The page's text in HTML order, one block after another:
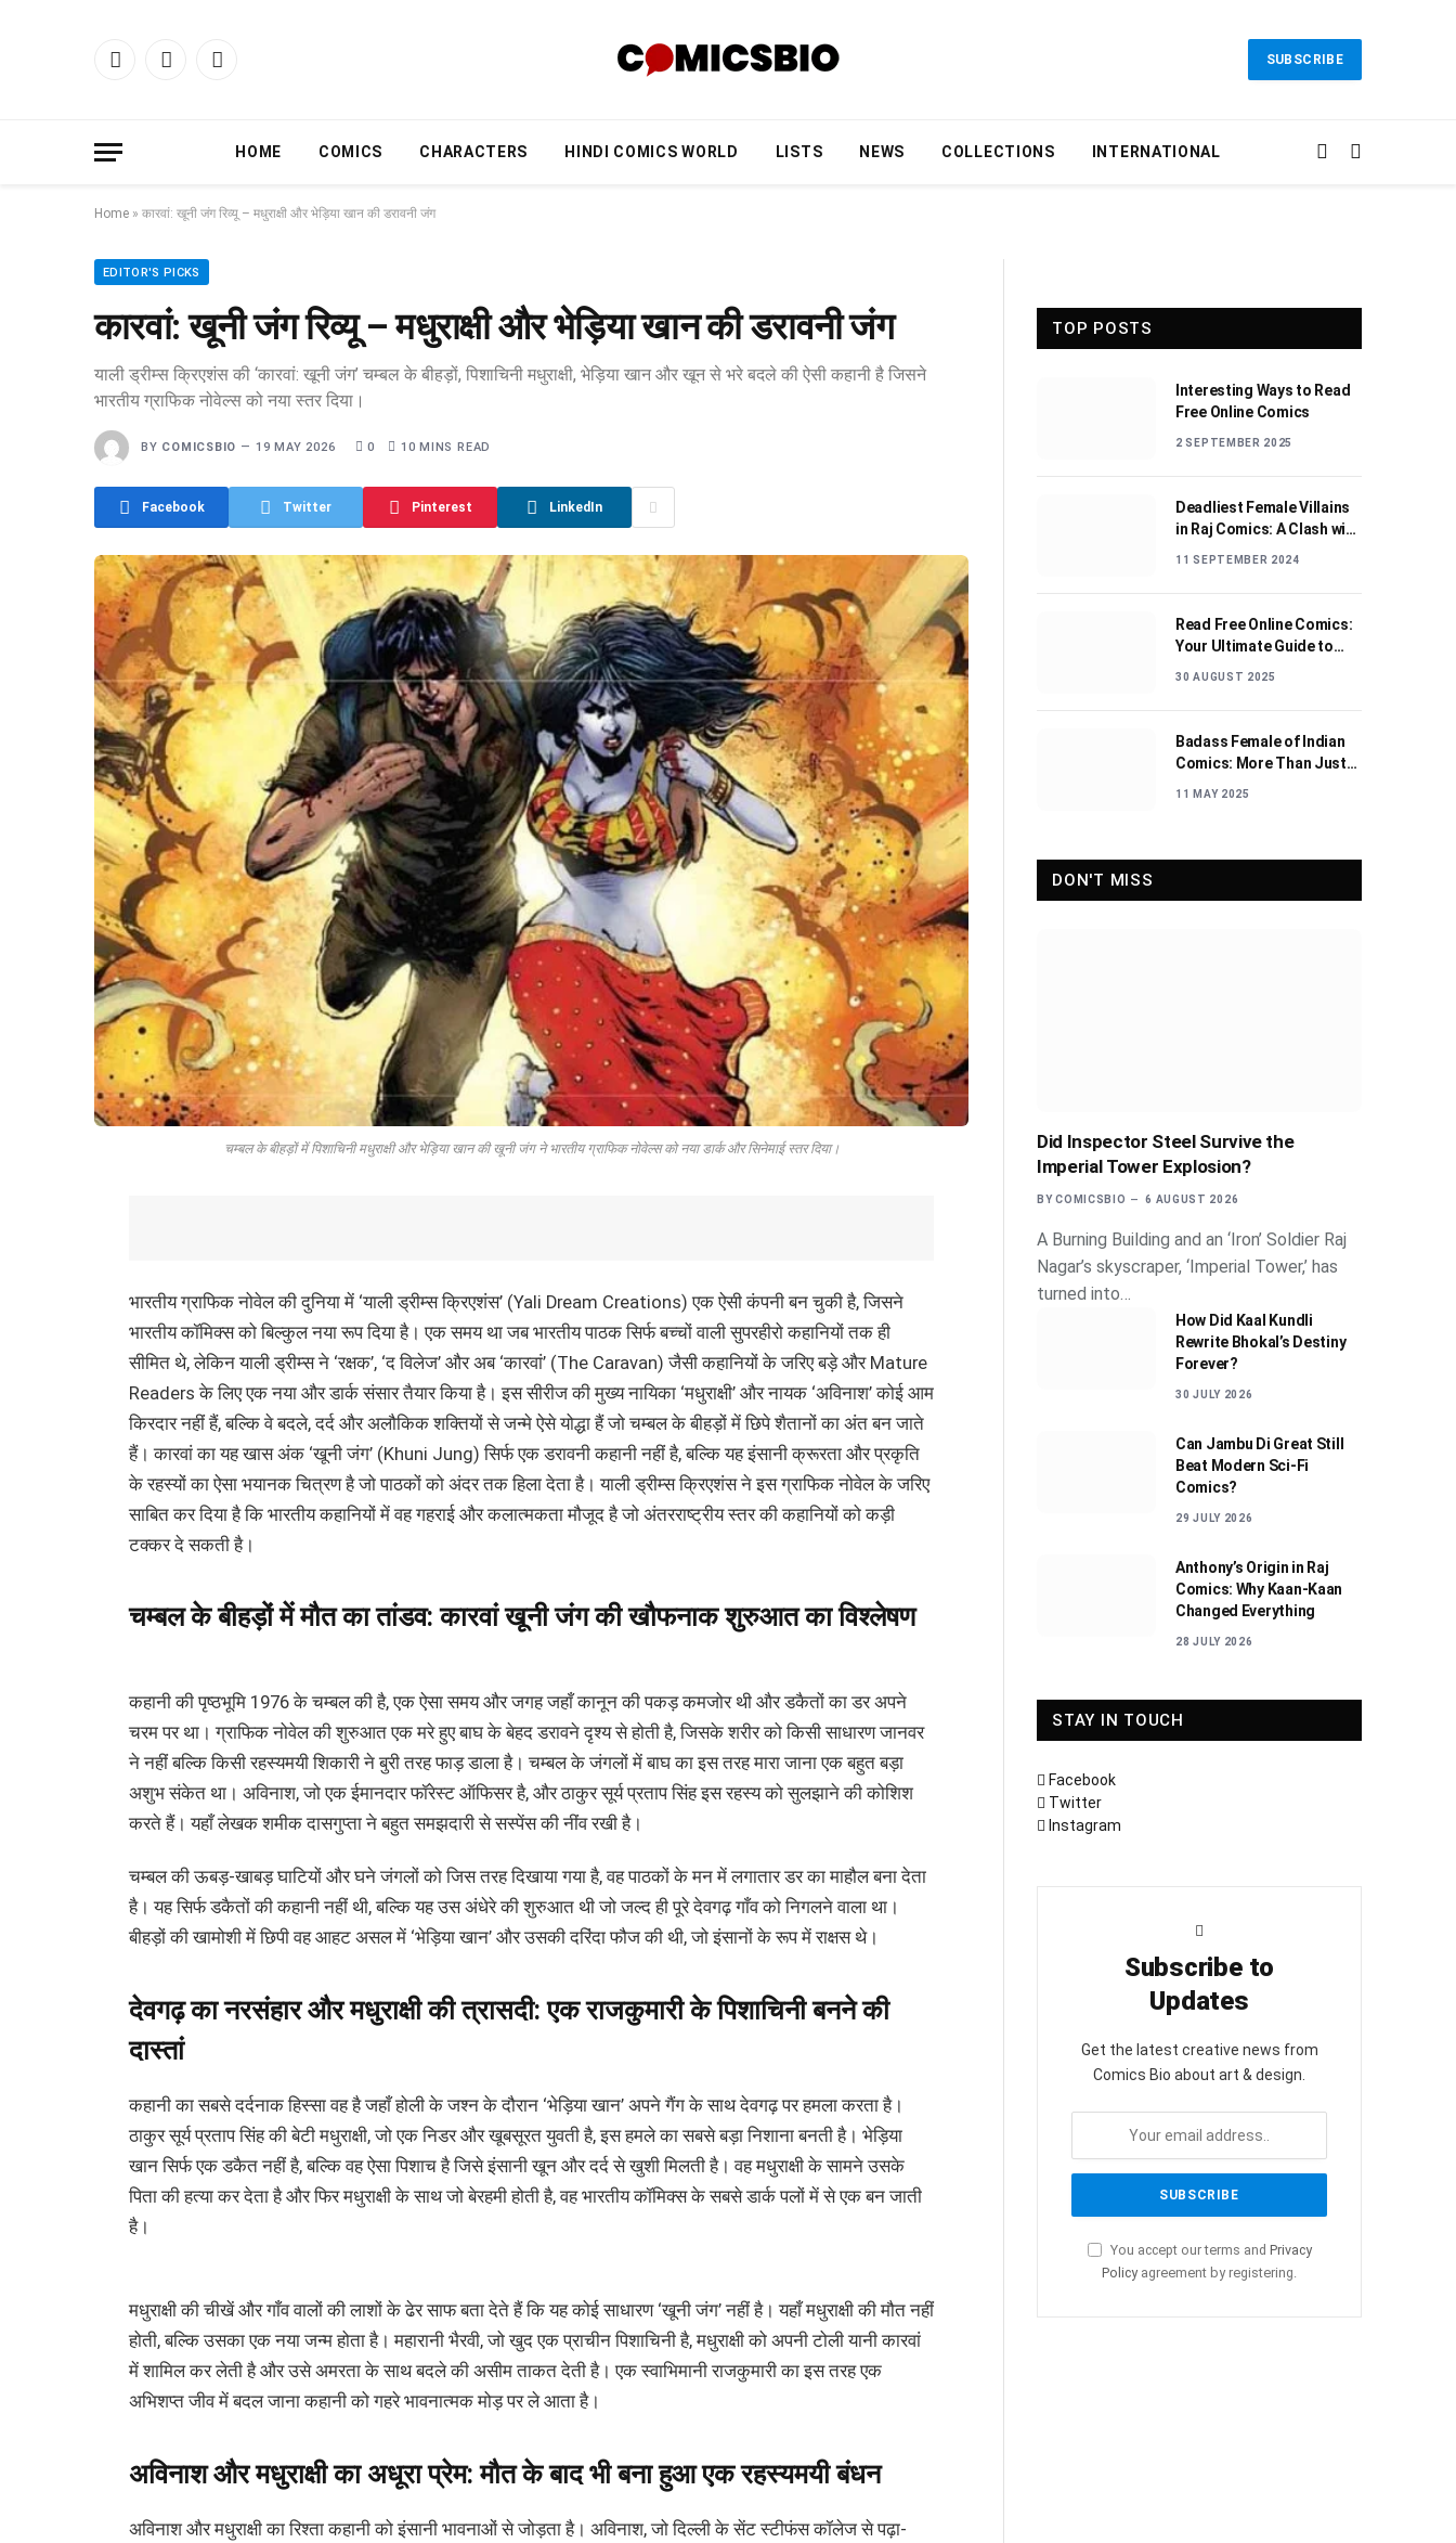
Facebook
X
Instagram
SUBSCRIBE
HOME COMICS CHARACTERS HINDI COMICS WORLD LISTS NEWS COLLECTIONS INTERNATIONAL
Home » कारवां: खूनी जंग रिव्यू – मधुराक्षी और भेड़िया खान की डरावनी जंग
EDITOR'S PICKS
कारवां: खूनी जंग रिव्यू – मधुराक्षी और भेड़िया खान की डरावनी जंग
याली ड्रीम्स क्रिएशंस की ‘कारवां: खूनी जंग’ चम्बल के बीहड़ों, पिशाचिनी मधुराक्षी, भेड़िया खान और खून से भरे बदले की ऐसी कहानी है जिसने
भारतीय ग्राफिक नोवेल्स को नया स्तर दिया।
BY COMICSBIO 19 MAY 2026 0 10 MINS READ
Facebook Twitter Pinterest LinkedIn
चम्बल के बीहड़ों में पिशाचिनी मधुराक्षी और भेड़िया खान की खूनी जंग ने भारतीय ग्राफिक नोवेल्स को नया डार्क और सिनेमाई स्तर दिया।
भारतीय ग्राफिक नोवेल की दुनिया में ‘याली ड्रीम्स क्रिएशंस’ (Yali Dream Creations) एक ऐसी कंपनी बन चुकी है, जिसने
भारतीय कॉमिक्स को बिल्कुल नया रूप दिया है। एक समय था जब भारतीय पाठक सिर्फ बच्चों वाली सुपरहीरो कहानियों तक ही
सीमित थे, लेकिन याली ड्रीम्स ने ‘रक्षक’, ‘द विलेज’ और अब ‘कारवां’ (The Caravan) जैसी कहानियों के जरिए बड़े और Mature
Readers के लिए एक नया और डार्क संसार तैयार किया है। इस सीरीज की मुख्य नायिका ‘मधुराक्षी’ और नायक ‘अविनाश’ कोई आम
किरदार नहीं हैं, बल्कि वे बदले, दर्द और अलौकिक शक्तियों से जन्मे ऐसे योद्धा हैं जो चम्बल के बीहड़ों में छिपे शैतानों का अंत बन जाते
हैं। कारवां का यह खास अंक ‘खूनी जंग’ (Khuni Jung) सिर्फ एक डरावनी कहानी नहीं है, बल्कि यह इंसानी क्रूरता और प्रकृति
के रहस्यों का ऐसा भयानक चित्रण है जो पाठकों को अंदर तक हिला देता है। याली ड्रीम्स क्रिएशंस ने इस ग्राफिक नोवेल के जरिए
साबित कर दिया है कि भारतीय कहानियों में वह गहराई और कलात्मकता मौजूद है जो अंतरराष्ट्रीय स्तर की कहानियों को कड़ी
टक्कर दे सकती है।
चम्बल के बीहड़ों में मौत का तांडव: कारवां खूनी जंग की खौफनाक शुरुआत का विश्लेषण
कहानी की पृष्ठभूमि 1976 के चम्बल की है, एक ऐसा समय और जगह जहाँ कानून की पकड़ कमजोर थी और डकैतों का डर अपने
चरम पर था। ग्राफिक नोवेल की शुरुआत एक मरे हुए बाघ के बेहद डरावने दृश्य से होती है, जिसके शरीर को किसी साधारण जानवर
ने नहीं बल्कि किसी रहस्यमयी शिकारी ने बुरी तरह फाड़ डाला है। चम्बल के जंगलों में बाघ का इस तरह मारा जाना एक बहुत बड़ा
अशुभ संकेत था। अविनाश, जो एक ईमानदार फॉरेस्ट ऑफिसर है, और ठाकुर सूर्य प्रताप सिंह इस रहस्य को सुलझाने की कोशिश
करते हैं। यहाँ लेखक शमीक दासगुप्ता ने बहुत समझदारी से सस्पेंस की नींव रखी है।
चम्बल की ऊबड़-खाबड़ घाटियों और घने जंगलों को जिस तरह दिखाया गया है, वह पाठकों के मन में लगातार डर का माहौल बना देता
है। यह सिर्फ डकैतों की कहानी नहीं थी, बल्कि यह उस अंधेरे की शुरुआत थी जो जल्द ही पूरे देवगढ़ गाँव को निगलने वाला था।
बीहड़ों की खामोशी में छिपी वह आहट असल में ‘भेड़िया खान’ और उसकी दरिंदा फौज की थी, जो इंसानों के रूप में राक्षस थे।
देवगढ़ का नरसंहार और मधुराक्षी की त्रासदी: एक राजकुमारी के पिशाचिनी बनने की
दास्तां
कहानी का सबसे दर्दनाक हिस्सा वह है जहाँ होली के जश्न के दौरान ‘भेड़िया खान’ अपने गैंग के साथ देवगढ़ पर हमला करता है।
ठाकुर सूर्य प्रताप सिंह की बेटी मधुराक्षी, जो एक निडर और खूबसूरत युवती है, इस हमले का सबसे बड़ा निशाना बनती है। भेड़िया
खान सिर्फ एक डकैत नहीं है, बल्कि वह ऐसा पिशाच है जिसे इंसानी खून और दर्द से खुशी मिलती है। वह मधुराक्षी के सामने उसके
पिता की हत्या कर देता है और फिर मधुराक्षी के साथ जो बेरहमी होती है, वह भारतीय कॉमिक्स के सबसे डार्क पलों में से एक बन जाती
है।
मधुराक्षी की चीखें और गाँव वालों की लाशों के ढेर साफ बता देते हैं कि यह कोई साधारण ‘खूनी जंग’ नहीं है। यहाँ मधुराक्षी की मौत नहीं
होती, बल्कि उसका एक नया जन्म होता है। महारानी भैरवी, जो खुद एक प्राचीन पिशाचिनी है, मधुराक्षी को अपनी टोली यानी कारवां
में शामिल कर लेती है और उसे अमरता के साथ बदले की असीम ताकत देती है। एक स्वाभिमानी राजकुमारी का इस तरह एक
अभिशप्त जीव में बदल जाना कहानी को गहरे भावनात्मक मोड़ पर ले आता है।
अविनाश और मधुराक्षी का अधूरा प्रेम: मौत के बाद भी बना हुआ एक रहस्यमयी बंधन
अविनाश और मधुराक्षी का रिश्ता कहानी को इंसानी भावनाओं से जोड़ता है। अविनाश, जो दिल्ली के सेंट स्टीफंस कॉलेज से पढ़ा-
TOP POSTS
Interesting Ways to Read
Free Online Comics
2 SEPTEMBER 2025
Deadliest Female Villains
in Raj Comics: A Clash with
11 SEPTEMBER 2024
Read Free Online Comics:
Your Ultimate Guide to
30 AUGUST 2025
Badass Female of Indian
Comics: More Than Just
11 MAY 2025
DON'T MISS
Did Inspector Steel Survive the
Imperial Tower Explosion?
BY COMICSBIO 6 AUGUST 2026
A Burning Building and an ‘Iron’ Soldier Raj
Nagar’s skyscraper, ‘Imperial Tower,’ has
turned into…
How Did Kaal Kundli
Rewrite Bhokal’s Destiny
Forever?
30 JULY 2026
Can Jambu Di Great Still
Beat Modern Sci-Fi
Comics?
29 JULY 2026
Anthony’s Origin in Raj
Comics: Why Kaan-Kaan
Changed Everything
28 JULY 2026
STAY IN TOUCH
Facebook
Twitter
Instagram
Subscribe to
Updates
Get the latest creative news from
Comics Bio about art & design.
You accept our terms and Privacy
Policy agreement by registering.